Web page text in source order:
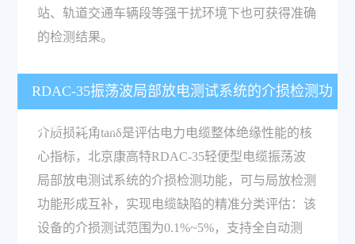
站、轨道交通车辆段等强干扰环境下也可获得准确
的检测结果。
RDAC-35振荡波局部放电测试系统的介损检测功
能有什么作用？
介质损耗角tanδ是评估电力电缆整体绝缘性能的核
心指标，北京康高特RDAC-35轻便型电缆振荡波
局部放电测试系统的介损检测功能，可与局放检测
功能形成互补，实现电缆缺陷的精准分类评估：该
设备的介损测试范围为0.1%~5%，支持全自动测